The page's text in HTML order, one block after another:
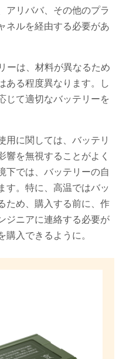
アリババ、その他のプラ
ネルを経由する必要があ
ーは、材料が異なるため
ある程度異なります。し
じて適切なバッテリーを
用に関しては、バッテリ
響を無視することがよく
下では、バッテリーの自
す。特に、高温ではバッ
ため、購入する前に、作
ジニアに連絡する必要が
購入できるように。